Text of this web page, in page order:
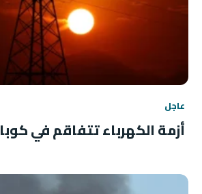
عاجل
أزمة الكهرباء تتفاقم في كوبا 2023